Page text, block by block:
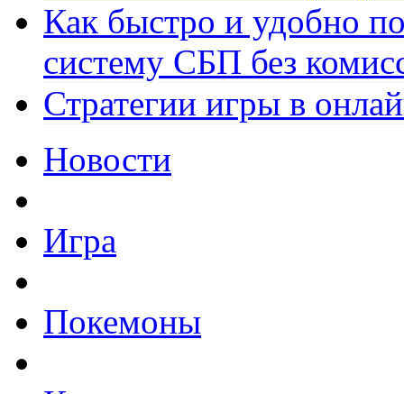
Как быстро и удобно
систему СБП без
Стратегии игры в
Новости
Игра
Покемоны